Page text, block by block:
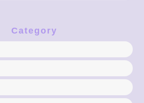
Category